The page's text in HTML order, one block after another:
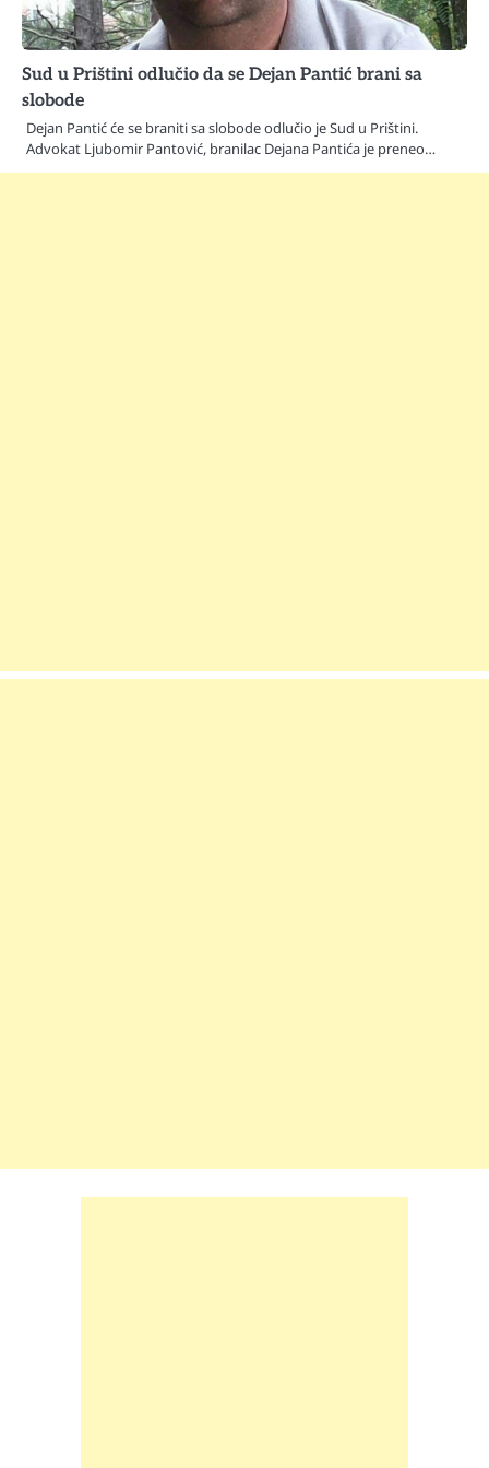
Sud u Prištini odlučio da se Dejan Pantić brani sa
slobode
Dejan Pantić će se braniti sa slobode odlučio je Sud u Prištini.
Advokat Ljubomir Pantović, branilac Dejana Pantića je preneo…